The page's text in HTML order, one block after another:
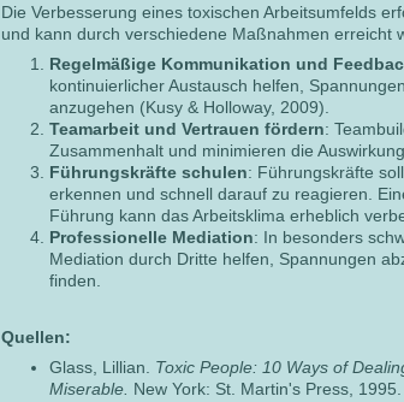
Die Verbesserung eines toxischen Arbeitsumfelds
und kann durch verschiedene Maßnahmen erreicht
Regelmäßige Kommunikation und
kontinuierlicher Austausch helfen,
anzugehen (Kusy & Holloway, 2009).
Teamarbeit und Vertrauen fördern:
Zusammenhalt und minimieren die
Führungskräfte schulen: Führungskräfte
erkennen und schnell darauf zu reagieren.
Führung kann das Arbeitsklima erheblich
Professionelle Mediation: In besonders
Mediation durch Dritte helfen, Spannungen
finden.
Quellen:
Glass, Lillian. Toxic People: 10 Ways of
Miserable. New York: St. Martin's Press, 1995.